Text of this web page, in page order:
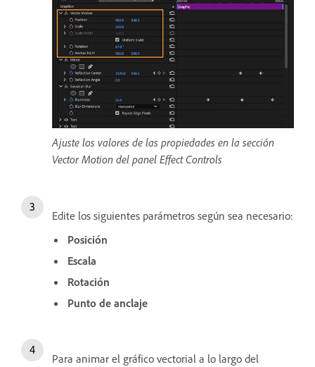
Ajuste los valores de las propiedades en la sección
Vector Motion del panel Effect Controls
Edite los siguientes parámetros según sea necesario:
Posición
Escala
Rotación
Punto de anclaje
Para animar el gráfico vectorial a lo largo del